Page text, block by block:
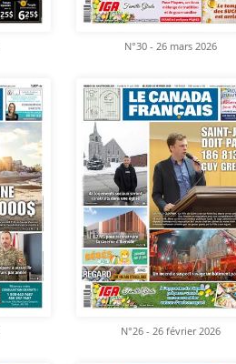
N°30 - 26 mars 2026
N°26 - 26 février 2026